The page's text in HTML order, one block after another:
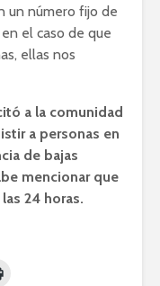
un número fijo de
el caso de que
ellas nos
a la comunidad
a personas en
de bajas
mencionar que
24 horas.